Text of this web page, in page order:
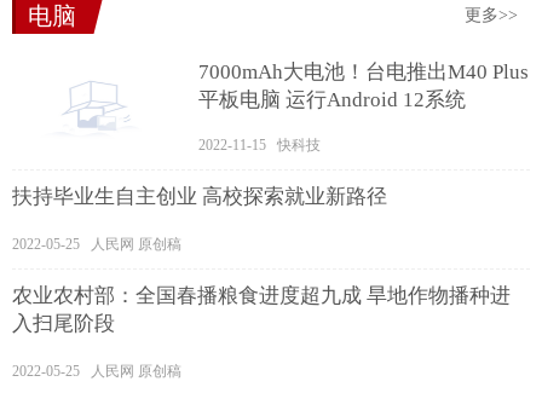
电脑 更多>>
7000mAh大电池！台电推出M40 Plus
平板电脑 运行Android 12系统
2022-11-15 快科技
扶持毕业生自主创业 高校探索就业新路径
2022-05-25 人民网 原创稿
农业农村部：全国春播粮食进度超九成 旱地作物播种进
入扫尾阶段
2022-05-25 人民网 原创稿